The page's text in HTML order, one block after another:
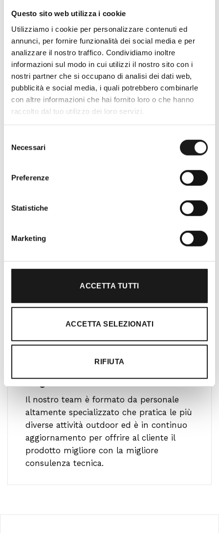
Questo sito web utilizza i cookie
Utilizziamo i cookie per personalizzare contenuti ed
annunci, per fornire funzionalità dei social media e per
analizzare il nostro traffico. Condividiamo inoltre
informazioni sul modo in cui utilizzi il nostro sito con i
nostri partner che si occupano di analisi dei dati web,
pubblicità e social media, i quali potrebbero combinarle
con altre informazioni che hai fornito loro o che hanno
raccolto dal tuo utilizzo dei loro servizi.
delNecessari
Preferenze
Statistiche
Marketing
ACCETTA TUTTI
ACCETTA SELEZIONATI
RIFIUTA
Nato nel 1990 con il nome di Rifugio
per amanti dell’outdoor a Roma e nel
l’acquisto un’esperienza formativa e
Ti guidiamo alla scelta
Il nostro team è formato da personale
altamente specializzato che pratica le più
diverse attività outdoor ed è in continuo
aggiornamento per offrire al cliente il
prodotto migliore con la migliore
consulenza tecnica.